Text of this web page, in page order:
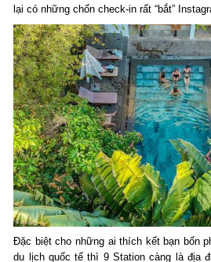
lại có những chốn check-in rất “bắt”
Đặc biệt cho những ai thích kết bạn bốn
du lịch quốc tế thì 9 Station càng là địa